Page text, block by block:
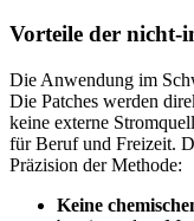
Vorteile der nicht-
Die Anwendung im
Die Patches werden
keine externe
für Beruf und Freizeit.
Präzision der Methode:
Keine